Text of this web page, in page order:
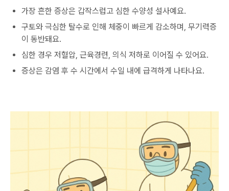
가장 흔한 증상은 갑작스럽고 심한 수양성 설사예요.
구토와 극심한 탈수로 인해 체중이 빠르게 감소하며, 무기력증
이 동반돼요.
심한 경우 저혈압, 근육경련, 의식 저하로 이어질 수 있어요.
증상은 감염 후 수 시간에서 수일 내에 급격하게 나타나요.